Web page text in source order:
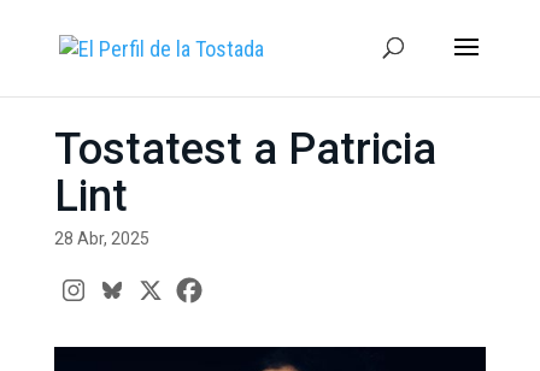
Tostatest a Patricia
Lint
28 Abr, 2025